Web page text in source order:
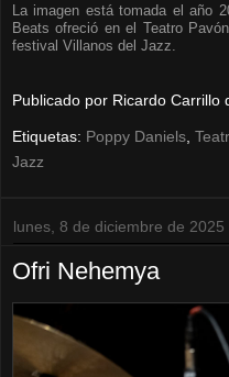
La imagen está tomada el año
Beats ofreció en el Teatro
festival Villanos del Jazz.
Publicado por Ricardo Carrillo
Etiquetas: Poppy Daniels
Jazz
lunes, 8 de diciembre de 2025
Ofri Nehemya